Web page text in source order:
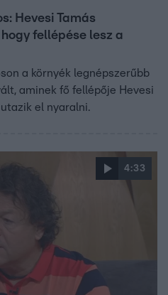
Hevesi Tamás
fellépése lesz a
a környék legnépszerűbb
aminek fő fellépője Hevesi
el nyaralni.
4:33